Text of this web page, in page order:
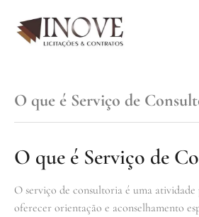
O que é Serviço de
O que é Serviço de
O serviço de consultoria é uma atividade
oferecer orientação e aconselhamento